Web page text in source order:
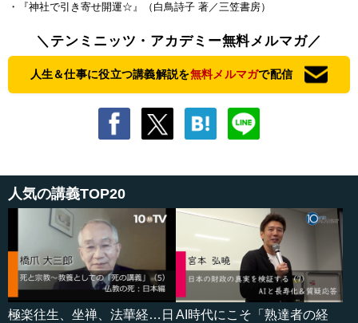
・『神社で引き寄せ開運☆』（白鳥詩子 著／三笠書房）
＼テンミニッツ・アカデミー無料メルマガ／
人生＆仕事に役立つ講義解説を無料メルマガで配信
人気の講義TOP20
極楽往生、坐禅、法華経…日 AI時代にこそ「熟達者の経